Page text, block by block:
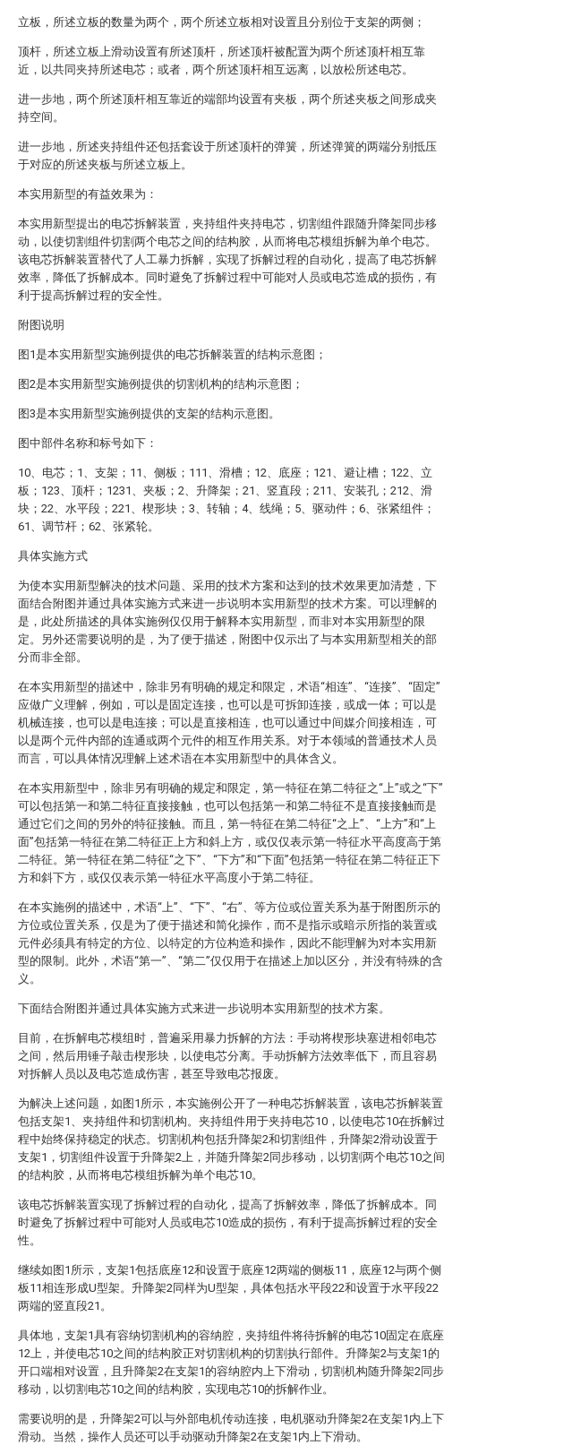
立板，所述立板的数量为两个，两个所述立板相对设置且分别位于支架的两侧；
顶杆，所述立板上滑动设置有所述顶杆，所述顶杆被配置为两个所述顶杆相互靠
近，以共同夹持所述电芯；或者，两个所述顶杆相互远离，以放松所述电芯。
进一步地，两个所述顶杆相互靠近的端部均设置有夹板，两个所述夹板之间形成夹
持空间。
进一步地，所述夹持组件还包括套设于所述顶杆的弹簧，所述弹簧的两端分别抵压
于对应的所述夹板与所述立板上。
本实用新型的有益效果为：
本实用新型提出的电芯拆解装置，夹持组件夹持电芯，切割组件跟随升降架同步移
动，以使切割组件切割两个电芯之间的结构胶，从而将电芯模组拆解为单个电芯。
该电芯拆解装置替代了人工暴力拆解，实现了拆解过程的自动化，提高了电芯拆解
效率，降低了拆解成本。同时避免了拆解过程中可能对人员或电芯造成的损伤，有
利于提高拆解过程的安全性。
附图说明
图1是本实用新型实施例提供的电芯拆解装置的结构示意图；
图2是本实用新型实施例提供的切割机构的结构示意图；
图3是本实用新型实施例提供的支架的结构示意图。
图中部件名称和标号如下：
10、电芯；1、支架；11、侧板；111、滑槽；12、底座；121、避让槽；122、立
板；123、顶杆；1231、夹板；2、升降架；21、竖直段；211、安装孔；212、滑
块；22、水平段；221、楔形块；3、转轴；4、线绳；5、驱动件；6、张紧组件；
61、调节杆；62、张紧轮。
具体实施方式
为使本实用新型解决的技术问题、采用的技术方案和达到的技术效果更加清楚，下
面结合附图并通过具体实施方式来进一步说明本实用新型的技术方案。可以理解的
是，此处所描述的具体实施例仅仅用于解释本实用新型，而非对本实用新型的限
定。另外还需要说明的是，为了便于描述，附图中仅示出了与本实用新型相关的部
分而非全部。
在本实用新型的描述中，除非另有明确的规定和限定，术语“相连”、“连接”、“固定”
应做广义理解，例如，可以是固定连接，也可以是可拆卸连接，或成一体；可以是
机械连接，也可以是电连接；可以是直接相连，也可以通过中间媒介间接相连，可
以是两个元件内部的连通或两个元件的相互作用关系。对于本领域的普通技术人员
而言，可以具体情况理解上述术语在本实用新型中的具体含义。
在本实用新型中，除非另有明确的规定和限定，第一特征在第二特征之“上”或之“下”
可以包括第一和第二特征直接接触，也可以包括第一和第二特征不是直接接触而是
通过它们之间的另外的特征接触。而且，第一特征在第二特征“之上”、“上方”和“上
面”包括第一特征在第二特征正上方和斜上方，或仅仅表示第一特征水平高度高于第
二特征。第一特征在第二特征“之下”、“下方”和“下面”包括第一特征在第二特征正下
方和斜下方，或仅仅表示第一特征水平高度小于第二特征。
在本实施例的描述中，术语“上”、“下”、“右”、等方位或位置关系为基于附图所示的
方位或位置关系，仅是为了便于描述和简化操作，而不是指示或暗示所指的装置或
元件必须具有特定的方位、以特定的方位构造和操作，因此不能理解为对本实用新
型的限制。此外，术语“第一”、“第二”仅仅用于在描述上加以区分，并没有特殊的含
义。
下面结合附图并通过具体实施方式来进一步说明本实用新型的技术方案。
目前，在拆解电芯模组时，普遍采用暴力拆解的方法：手动将楔形块塞进相邻电芯
之间，然后用锤子敲击楔形块，以使电芯分离。手动拆解方法效率低下，而且容易
对拆解人员以及电芯造成伤害，甚至导致电芯报废。
为解决上述问题，如图1所示，本实施例公开了一种电芯拆解装置，该电芯拆解装置
包括支架1、夹持组件和切割机构。夹持组件用于夹持电芯10，以使电芯10在拆解过
程中始终保持稳定的状态。切割机构包括升降架2和切割组件，升降架2滑动设置于
支架1，切割组件设置于升降架2上，并随升降架2同步移动，以切割两个电芯10之间
的结构胶，从而将电芯模组拆解为单个电芯10。
该电芯拆解装置实现了拆解过程的自动化，提高了拆解效率，降低了拆解成本。同
时避免了拆解过程中可能对人员或电芯10造成的损伤，有利于提高拆解过程的安全
性。
继续如图1所示，支架1包括底座12和设置于底座12两端的侧板11，底座12与两个侧
板11相连形成U型架。升降架2同样为U型架，具体包括水平段22和设置于水平段22
两端的竖直段21。
具体地，支架1具有容纳切割机构的容纳腔，夹持组件将待拆解的电芯10固定在底座
12上，并使电芯10之间的结构胶正对切割机构的切割执行部件。升降架2与支架1的
开口端相对设置，且升降架2在支架1的容纳腔内上下滑动，切割机构随升降架2同步
移动，以切割电芯10之间的结构胶，实现电芯10的拆解作业。
需要说明的是，升降架2可以与外部电机传动连接，电机驱动升降架2在支架1内上下
滑动。当然，操作人员还可以手动驱动升降架2在支架1内上下滑动。